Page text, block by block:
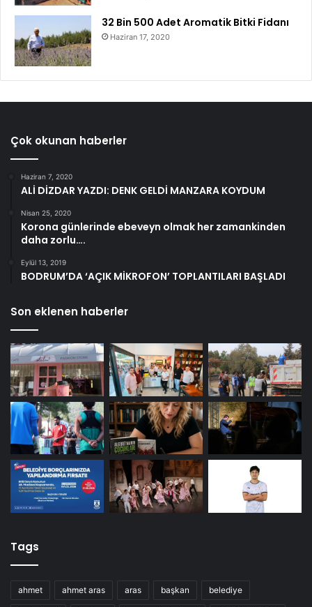
32 Bin 500 Adet Aromatik Bitki Fidanı
Haziran 17, 2020
Çok okunan haberler
Haziran 7, 2020
ALİ DİZDAR YAZDI: DENK GELDİ MANZARA KOYDUM
Nisan 25, 2020
Korona günlerinde ebeveyn olmak her zamankinden
daha zorlu….
Eylül 13, 2019
BODRUM’DA ‘AÇIK MİKROFON’ TOPLANTILARI BAŞLADI
Son eklenen haberler
Tags
ahmet ahmet aras aras başkan belediye